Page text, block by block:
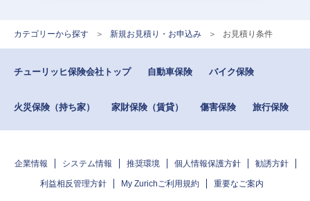
カテゴリーから探す > 新規お見積り・お申込み > お見積り条件
チューリッヒ保険会社トップ 自動車保険 バイク保険
火災保険（持ち家） 家財保険（賃貸） 傷害保険 旅行保険
企業情報 システム情報 推奨環境 個人情報保護方針 勧誘方針
利益相反管理方針 My Zurichご利用規約 重要なご案内